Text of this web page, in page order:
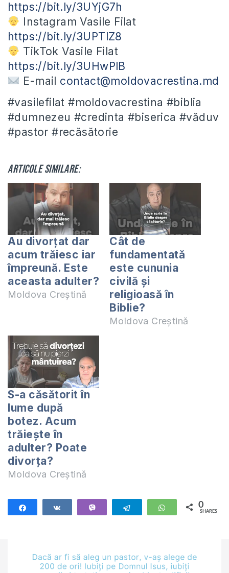
https://bit.ly/3UYjG7h
Instagram Vasile Filat
https://bit.ly/3UPTlZ8
TikTok Vasile Filat
https://bit.ly/3UHwPlB
E-mail contact@moldovacrestina.md
#vasilefilat #moldovacrestina #biblia
#dumnezeu #credinta #biserica #văduv
#pastor #recăsătorie
Articole similare:
Au divorțat dar
acum trăiesc iar
împreună. Este
aceasta adulter?
Moldova Creștină
Cât de
fundamentată
este cununia
civilă și
religioasă în
Biblie?
Moldova Creștină
S-a căsătorit în
lume după
botez. Acum
trăiește în
adulter? Poate
divorța?
Moldova Creștină
Telegram WhatsApp
0
SHARES